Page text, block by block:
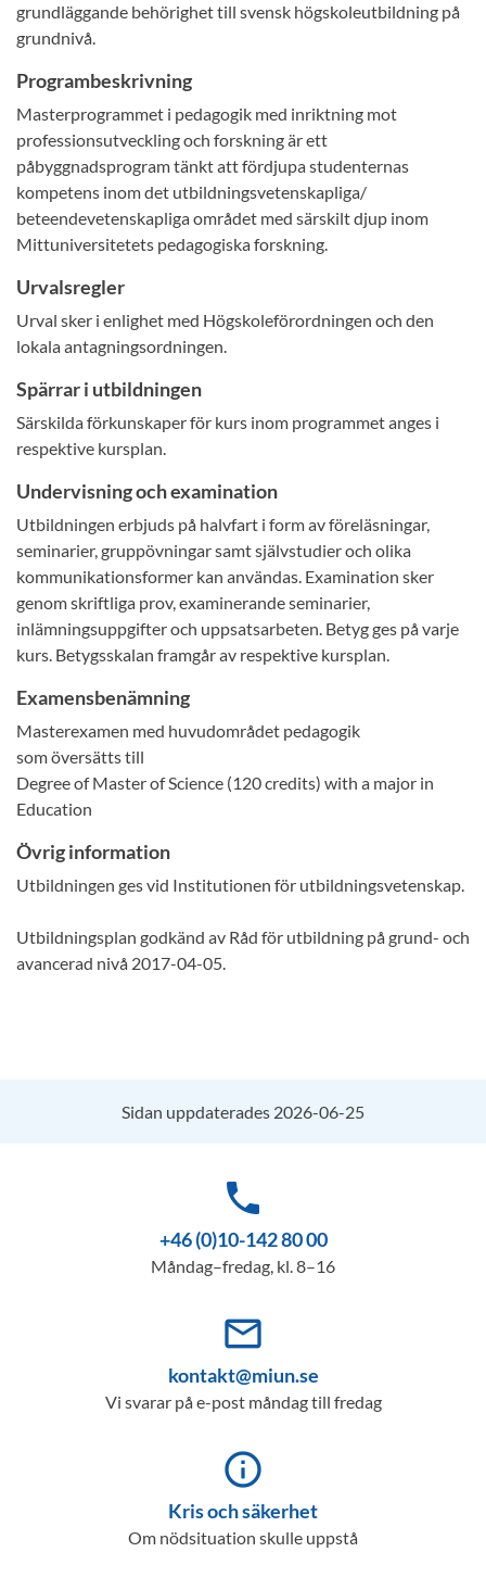
grundläggande behörighet till svensk högskoleutbildning på
grundnivå.
Programbeskrivning
Masterprogrammet i pedagogik med inriktning mot
professionsutveckling och forskning är ett
påbyggnadsprogram tänkt att fördjupa studenternas
kompetens inom det utbildningsvetenskapliga/
beteendevetenskapliga området med särskilt djup inom
Mittuniversitetets pedagogiska forskning.
Urvalsregler
Urval sker i enlighet med Högskoleförordningen och den
lokala antagningsordningen.
Spärrar i utbildningen
Särskilda förkunskaper för kurs inom programmet anges i
respektive kursplan.
Undervisning och examination
Utbildningen erbjuds på halvfart i form av föreläsningar,
seminarier, gruppövningar samt självstudier och olika
kommunikationsformer kan användas. Examination sker
genom skriftliga prov, examinerande seminarier,
inlämningsuppgifter och uppsatsarbeten. Betyg ges på varje
kurs. Betygsskalan framgår av respektive kursplan.
Examensbenämning
Masterexamen med huvudområdet pedagogik
som översätts till
Degree of Master of Science (120 credits) with a major in
Education
Övrig information
Utbildningen ges vid Institutionen för utbildningsvetenskap.
Utbildningsplan godkänd av Råd för utbildning på grund- och
avancerad nivå 2017-04-05.
Sidan uppdaterades 2026-06-25
phone
+46 (0)10-142 80 00
Måndag–fredag, kl. 8–16
mail_outline
kontakt@miun.se
Vi svarar på e-post måndag till fredag
info_outline
Kris och säkerhet
Om nödsituation skulle uppstå